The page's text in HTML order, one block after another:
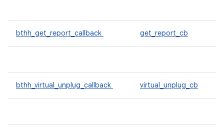
bthh_get_report_callback get_report_cb
bthh_virtual_unplug_callback virtual_unplug_cb